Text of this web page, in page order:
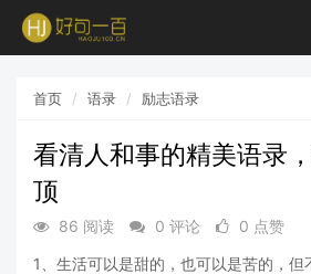
首页 语录 励志语录
看清人和事的精美语录
顶
86 阅读 0 评论
0 点赞
1、生活可以是甜的，也可以是苦的，但